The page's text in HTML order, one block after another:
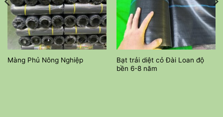
Màng Phủ Nông Nghiệp
Bạt trải diệt cỏ Đài Loan độ
bền 6-8 năm